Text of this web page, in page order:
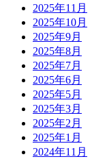
2025年11月
2025年10月
2025年9月
2025年8月
2025年7月
2025年6月
2025年5月
2025年3月
2025年2月
2025年1月
2024年11月